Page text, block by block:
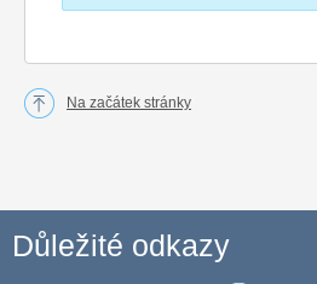
Na začátek stránky
Důležité odkazy